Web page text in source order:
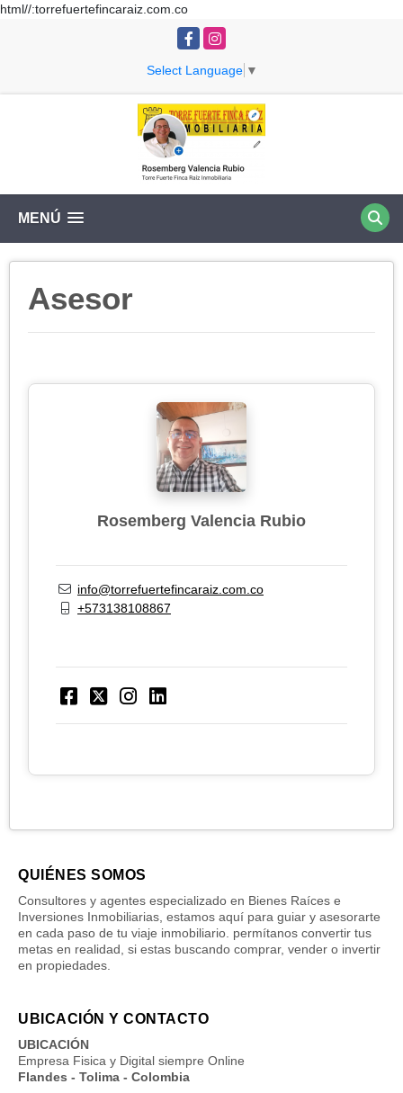
html//:torrefuertefincaraiz.com.co
FacebookInstagram
Select Language ▼
MENÚ
Asesor
Rosemberg Valencia Rubio
info@torrefuertefincaraiz.com.co
+573138108867
QUIÉNES SOMOS
Consultores y agentes especializado en Bienes Raíces e
Inversiones Inmobiliarias, estamos aquí para guiar y asesorarte
en cada paso de tu viaje inmobiliario. permítanos convertir tus
metas en realidad, si estas buscando comprar, vender o invertir
en propiedades.
UBICACIÓN Y CONTACTO
UBICACIÓN
Empresa Fisica y Digital siempre Online
Flandes - Tolima - Colombia